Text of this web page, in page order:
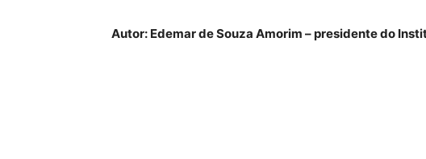
Autor: Edemar de Souza Amorim – presidente do